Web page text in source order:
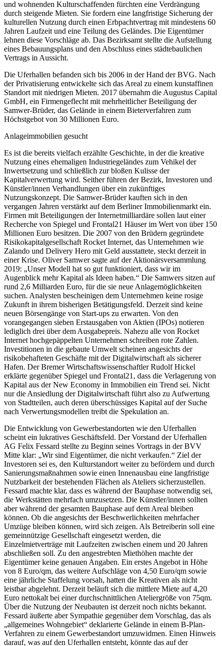
und wohnenden Kulturschaffenden fürchten eine Verdrängung
durch steigende Mieten. Sie fordern eine langfristige Sicherung der
kulturellen Nutzung durch einen Erbpachtvertrag mit mindestens 60
Jahren Laufzeit und eine Teilung des Geländes. Die Eigentümer
lehnen diese Vorschläge ab. Das Bezirksamt stellte die Aufstellung
eines Bebauungsplans und den Abschluss eines städtebaulichen
Vertrags in Aussicht.
Die Uferhallen befanden sich bis 2006 in der Hand der BVG. Nach
der Privatisierung entwickelte sich das Areal zu einem kunstaffinen
Standort mit niedrigen Mieten. 2017 übernahm die Augustus Capital
GmbH, ein Firmengeflecht mit mehrheitlicher Beteiligung der
Samwer-Brüder, das Gelände in einem Bieterverfahren zum
Höchstgebot von 30 Millionen Euro.
Anlageimmobilien gesucht
Es ist die bereits vielfach erzählte Geschichte, in der die kreative
Nutzung eines ehemaligen Industriegeländes zum Vehikel der
Inwertsetzung und schließlich zur bloßen Kulisse der
Kapitalverwertung wird. Seither führen der Bezirk, Investoren und
Künstler/innen Verhandlungen über ein zukünftiges
Nutzungskonzept. Die Samwer-Brüder kauften sich in den
vergangen Jahren verstärkt auf dem Berliner Immobilienmarkt ein.
Firmen mit Beteiligungen der Internetmilliardäre sollen laut einer
Recherche von Spiegel und Frontal21 Häuser im Wert von über 150
Millionen Euro besitzen. Die 2007 von den Brüdern gegründete
Risikokapitalgesellschaft Rocket Internet, das Unternehmen wie
Zalando und Delivery Hero mit Geld ausstattete, steckt derzeit in
einer Krise. Oliver Samwer sagte auf der Aktionärsversammlung
2019: „Unser Modell hat so gut funktioniert, dass wir im
Augenblick mehr Kapital als Ideen haben.“ Die Samwers sitzen auf
rund 2,6 Milliarden Euro, für die sie neue Anlagemöglichkeiten
suchen. Analysten bescheinigen dem Unternehmen keine rosige
Zukunft in ihrem bisherigen Betätigungsfeld. Derzeit sind keine
neuen Börsengänge von Start-ups zu erwarten. Von den
vorangegangen sieben Erstausgaben von Aktien (IPOs) notieren
lediglich drei über dem Ausgabepreis. Nahezu alle von Rocket
Internet hochgepäppelten Unternehmen schreiben rote Zahlen.
Investitionen in die gebaute Umwelt scheinen angesichts der
risikobehafteten Geschäfte mit der Digitalwirtschaft als sicherer
Hafen. Der Bremer Wirtschaftswissenschaftler Rudolf Hickel
erklärte gegenüber Spiegel und Frontal21, dass die Verlagerung von
Kapital aus der New Economy in Immobilien ein Trend sei. Nicht
nur die Ansiedlung der Digitalwirtschaft führt also zu Aufwertung
von Stadtteilen, auch deren überschüssiges Kapital auf der Suche
nach Verwertungsmodellen treibt die Spekulation an.
Die Entwicklung von Gewerbestandorten wie den Uferhallen
scheint ein lukratives Geschäftsfeld. Der Vorstand der Uferhallen
AG Felix Fessard stellte zu Beginn seines Vortrags in der BVV
Mitte klar: „Wir sind Eigentümer, die nicht verkaufen.“ Ziel der
Investoren sei es, den Kulturstandort weiter zu befördern und durch
Sanierungsmaßnahmen sowie einen Innenausbau eine langfristige
Nutzbarkeit der bestehenden Flächen als Ateliers sicherzustellen.
Fessard machte klar, dass es während der Bauphase notwendig sei,
die Werkstätten mehrfach umzusetzen. Die Künstler/innen sollten
aber während der gesamten Bauphase auf dem Areal bleiben
können. Ob die angesichts der Beschwerlichkeiten mehrfacher
Umzüge bleiben können, wird sich zeigen. Als Betreiberin soll eine
gemeinnützige Gesellschaft eingesetzt werden, die
Einzelmietverträge mit Laufzeiten zwischen einem und 20 Jahren
abschließen soll. Zu den angestrebten Miethöhen machte der
Eigentümer keine genauen Angaben. Ein erstes Angebot in Höhe
von 8 Euro/qm, das weitere Aufschläge von 4,50 Euro/qm sowie
eine jährliche Staffelung vorsah, hatten die Kreativen als nicht
leistbar abgelehnt. Derzeit beläuft sich die mittlere Miete auf 4,20
Euro nettokalt bei einer durchschnittlichen Ateliergröße von 75qm.
Über die Nutzung der Neubauten ist derzeit noch nichts bekannt.
Fessard äußerte aber Sympathie gegenüber dem Vorschlag, das als
„allgemeines Wohngebiet“ deklarierte Gelände in einem B-Plan-
Verfahren zu einem Gewerbestandort umzuwidmen. Einen Hinweis
darauf, was auf den Uferhallen entsteht, könnte das auf der